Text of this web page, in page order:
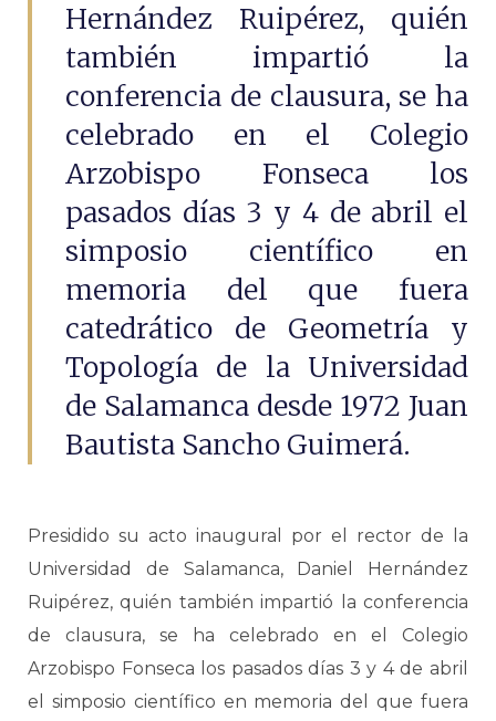
Hernández Ruipérez, quién
también impartió la
conferencia de clausura, se ha
celebrado en el Colegio
Arzobispo Fonseca los
pasados días 3 y 4 de abril el
simposio científico en
memoria del que fuera
catedrático de Geometría y
Topología de la Universidad
de Salamanca desde 1972 Juan
Bautista Sancho Guimerá.
Presidido su acto inaugural por el rector de la
Universidad de Salamanca, Daniel Hernández
Ruipérez, quién también impartió la conferencia
de clausura, se ha celebrado en el Colegio
Arzobispo Fonseca los pasados días 3 y 4 de abril
el simposio científico en memoria del que fuera